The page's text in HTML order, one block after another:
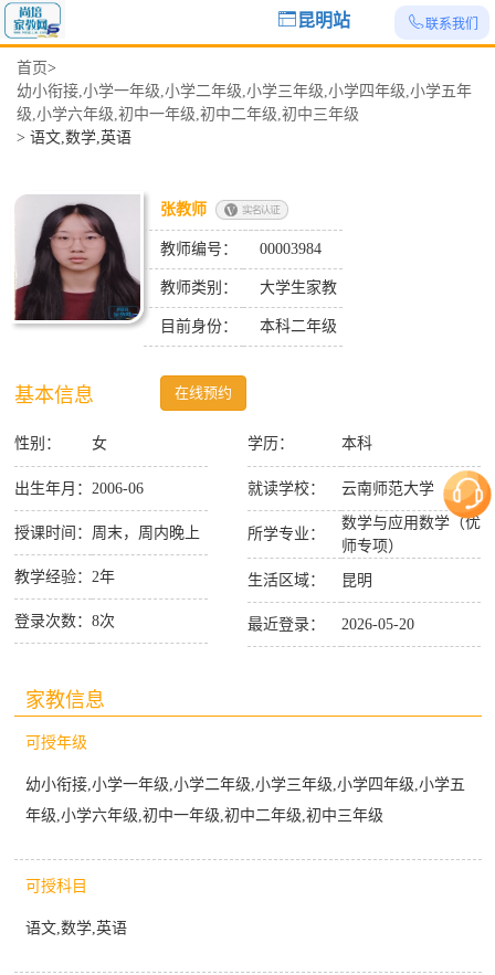
联系我们
昆明站
首页>
幼小衔接,小学一年级,小学二年级,小学三年级,小学四年级,小学五年
级,小学六年级,初中一年级,初中二年级,初中三年级
> 语文,数学,英语
张教师
教师编号： 00003984
教师类别： 大学生家教
目前身份： 本科二年级
基本信息 在线预约
性别： 女
出生年月： 2006-06
授课时间： 周末，周内晚上
教学经验： 2年
登录次数： 8次
学历： 本科
就读学校： 云南师范大学
所学专业：
数学与应用数学（优
师专项）
生活区域： 昆明
最近登录： 2026-05-20
家教信息
可授年级
幼小衔接,小学一年级,小学二年级,小学三年级,小学四年级,小学五
年级,小学六年级,初中一年级,初中二年级,初中三年级
可授科目
语文,数学,英语